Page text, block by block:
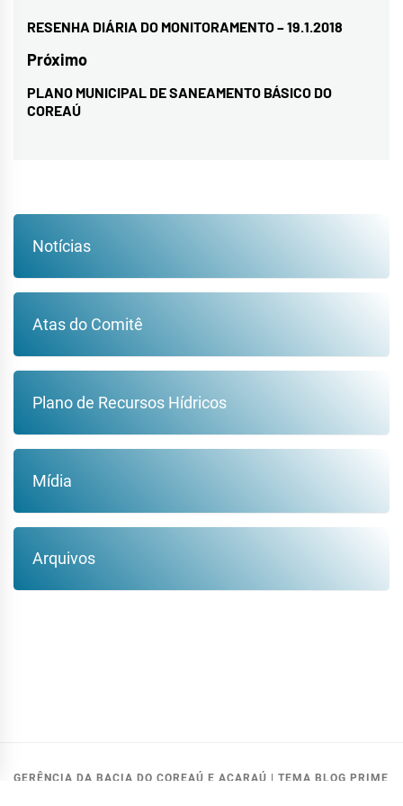
de
Post
Previous
post:
RESENHA DIÁRIA DO MONITORAMENTO – 19.1.2018
Próximo
Next
post:
PLANO MUNICIPAL DE SANEAMENTO BÁSICO DO
COREAÚ
Notícias
Atas do Comitê
Plano de Recursos Hídricos
Mídia
Arquivos
GERÊNCIA DA BACIA DO COREAÚ E ACARAÚ | TEMA BLOG PRIME